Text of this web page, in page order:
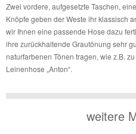
Zwei vordere, aufgesetzte Taschen,
Knöpfe geben der Weste ihr klassisch
wir Ihnen eine passende Hose dazu
ihre zurückhaltende Grautönung sehr
naturfarbenen Tönen tragen, wie z.B.
Leinenhose „Anton“.
weitere